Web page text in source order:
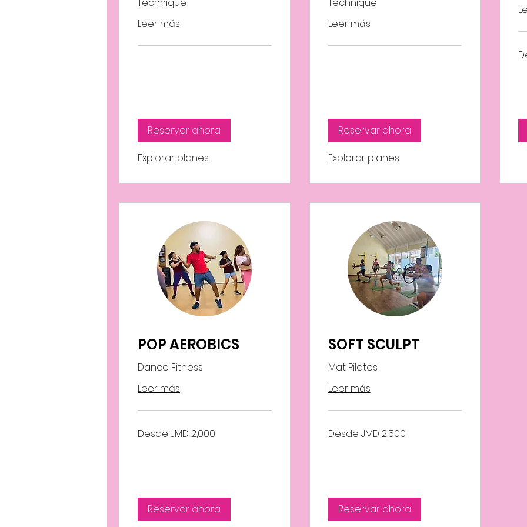
Leer más
Reservar ahora
Explorar planes
Leer más
Reservar ahora
Explorar planes
POP AEROBICS
Dance Fitness
Leer más
2,000
Desde JMD 2,000
Reservar ahora
SOFT SCULPT
Mat Pilates
Leer más
2,500
Desde JMD 2,500
Reservar ahora